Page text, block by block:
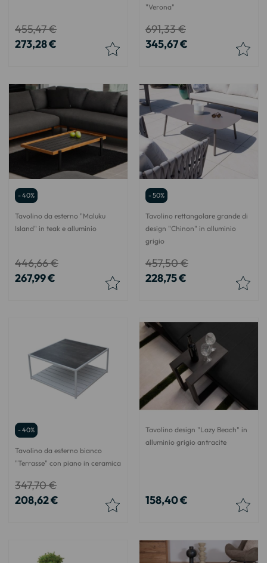
273,28 €
455,47 €
"Verona"
345,67 €
691,33 €
- 40%
Tavolino da esterno "Maluku
Island" in teak e alluminio
267,99 €
446,66 €
- 50%
Tavolino rettangolare grande di
design "Chinon" in alluminio
grigio
228,75 €
457,50 €
- 40%
Tavolino da esterno bianco
"Terrasse" con piano in ceramica
208,62 €
347,70 €
Tavolino design "Lazy Beach" in
alluminio grigio antracite
158,40 €